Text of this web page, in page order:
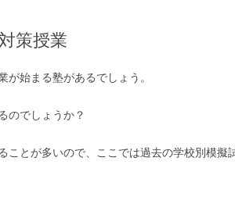
策授業
が始まる塾があるでしょう。
のでしょうか？
ことが多いので、ここでは過去の学校別模擬